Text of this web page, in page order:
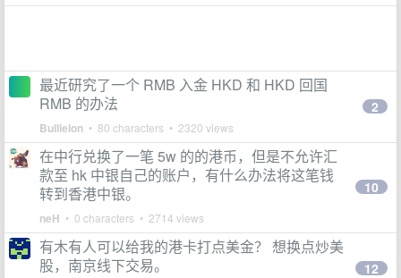
最近研究了一个 RMB 入金 HKD 和 HKD 回国
RMB 的办法
Bulllelon • 80 characters • 2320 views
2
在中行兑换了一笔 5w 的的港币，但是不允许汇
款至 hk 中银自己的账户，有什么办法将这笔钱
转到香港中银。
neH • 0 characters • 2714 views
10
有木有人可以给我的港卡打点美金？ 想换点炒美
股，南京线下交易。
12